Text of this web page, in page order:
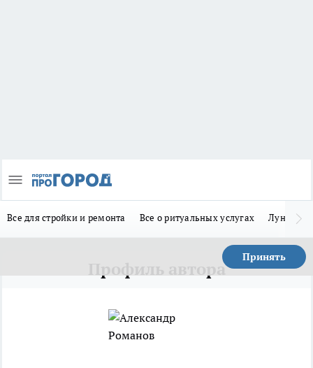
Все для стройки и ремонта Все о ритуальных услугах Лунно-
Принять
Профиль автора